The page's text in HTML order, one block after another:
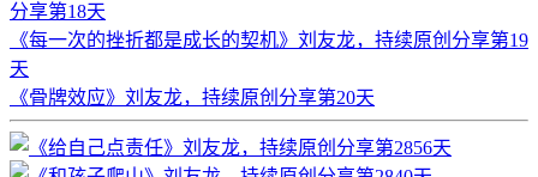
分享第18天
《每一次的挫折都是成长的契机》刘友龙，持续原创分享第19
天
《骨牌效应》刘友龙，持续原创分享第20天